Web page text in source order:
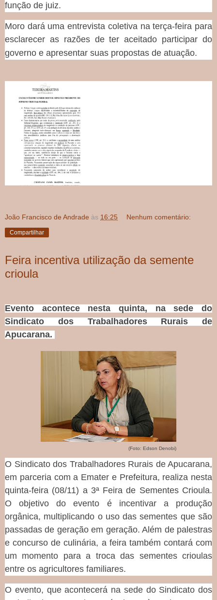
função de juiz.
Moro dará uma entrevista coletiva na terça-feira para
esclarecer as razões de ter aceitado participar do
governo e apresentar suas propostas de atuação.
João Francisco de Andrade às 16:25 Nenhum comentário:
Compartilhar
Feira incentiva utilização da semente
crioula
Evento acontece nesta quinta, na sede do
Sindicato dos Trabalhadores Rurais de
Apucarana.
(Foto: Edson Denobi)
O Sindicato dos Trabalhadores Rurais de Apucarana,
em parceria com a Emater e Prefeitura, realiza nesta
quinta-feira (08/11) a 3ª Feira de Sementes Crioula.
O objetivo do evento é incentivar a produção
orgânica, multiplicando o uso das sementes que são
passadas de geração em geração. Além de palestras
e concurso de culinária, a feira também contará com
um momento para a troca das sementes crioulas
entre os agricultores familiares.
O evento, que acontecerá na sede do Sindicato dos